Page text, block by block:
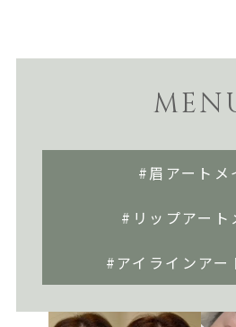
#眉アートメ
#リップアート
#アイラインアー